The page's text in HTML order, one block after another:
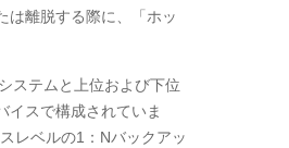
は離脱する際に、「ホッ
ステムと上位および下位
イスで構成されていま
レベルの1：Nバックアッ